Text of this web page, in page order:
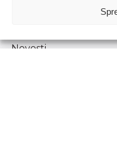
Prenošenje sadržaja
Novosti